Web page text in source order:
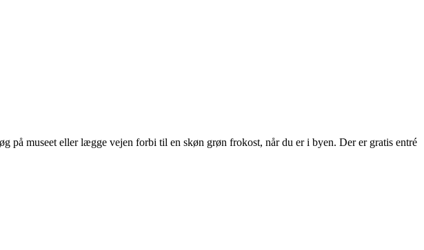
museet eller lægge vejen forbi til en skøn grøn frokost, når du er i byen. Der er gratis entré